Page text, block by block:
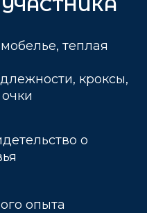
теплая
кроксы,
о
опыта